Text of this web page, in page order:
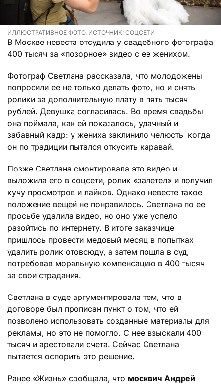
ИЛЛЮСТРАТИВНОЕ ФОТО. ИСТОЧНИК: СОЦСЕТИ
В Москве невеста отсудила у свадебного фотографа
400 тысяч за «позорное» видео с ее женихом.
Фотограф Светлана рассказала, что молодожены
попросили ее не только делать фото, но и снять
ролики за дополнительную плату в пять тысяч
рублей. Девушка согласилась. Во время свадьбы
она поймала, как ей показалось, удачный и
забавный кадр: у жениха заклинило челюсть, когда
он по традиции пытался откусить каравай.
Позже Светлана смонтировала это видео и
выложила его в соцсети, ролик «залетел» и получил
кучу просмотров и лайков. Однако невесте такое
положение вещей не понравилось. Светлана по ее
просьбе удалила видео, но оно уже успело
разойтись по интернету. В итоге заказчице
пришлось провести медовый месяц в попытках
удалить ролик отовсюду, а затем пошла в суд,
потребовав моральную компенсацию в 400 тысяч
за свои страдания.
Светлана в суде аргументировала тем, что в
договоре был прописан пункт о том, что ей
позволено использовать созданные материалы для
рекламы, но это не помогло. С нее взыскали 400
тысяч и арестовали счета. Сейчас Светлана
пытается оспорить это решение.
Ранее «Жизнь» сообщала, что москвич Андрей